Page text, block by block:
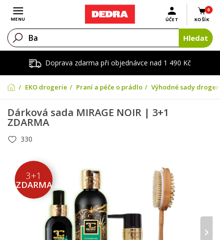
Doprava zdarma při objednávce nad 1 490 Kč
Otevřít menu
MENU
0
KOŠÍK
ÚČET
Hledat
EKO drogerie Praní a péče o prádlo Výhodné sady
Dárková sada MIRAGE NOIR | 3+1
ZDARMA
330
3+1
ZDARMA
›